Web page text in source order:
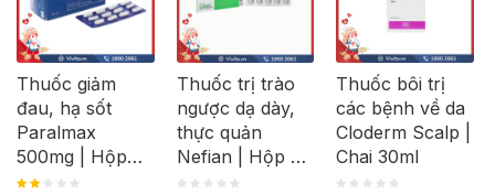
Thuốc giảm
đau, hạ sốt
Paralmax
500mg | Hộp
120 viên
Thuốc trị trào
ngược dạ dày,
thực quản
Nefian | Hộp 30
viên
Thuốc bôi trị
các bệnh về da
Cloderm Scalp |
Chai 30ml